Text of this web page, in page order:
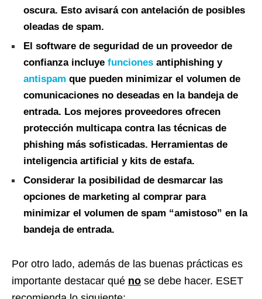
oscura. Esto avisará con antelación de posibles
oleadas de spam.
El software de seguridad de un proveedor de
confianza incluye funciones antiphishing y
antispam que pueden minimizar el volumen de
comunicaciones no deseadas en la bandeja de
entrada. Los mejores proveedores ofrecen
protección multicapa contra las técnicas de
phishing más sofisticadas. Herramientas de
inteligencia artificial y kits de estafa.
Considerar la posibilidad de desmarcar las
opciones de marketing al comprar para
minimizar el volumen de spam “amistoso” en la
bandeja de entrada.
Por otro lado, además de las buenas prácticas es
importante destacar qué no se debe hacer. ESET